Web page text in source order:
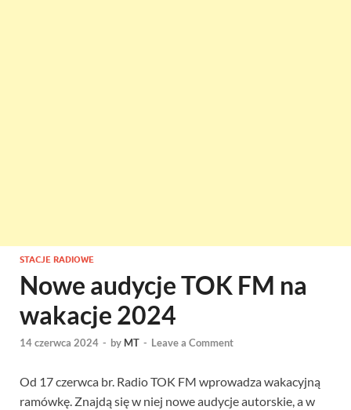
STACJE RADIOWE
Nowe audycje TOK FM na
wakacje 2024
14 czerwca 2024 - by MT - Leave a Comment
Od 17 czerwca br. Radio TOK FM wprowadza wakacyjną
ramówkę. Znajdą się w niej nowe audycje autorskie, a w